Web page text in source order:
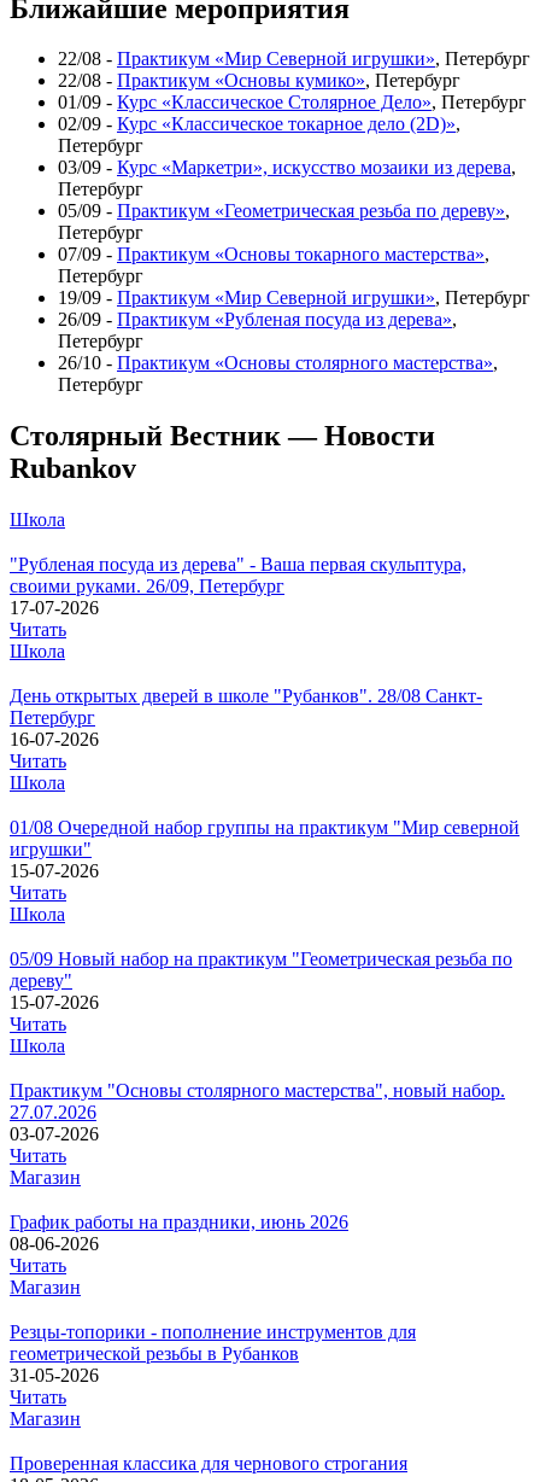
Ближайшие мероприятия
22/08 - Практикум «Мир Северной игрушки», Петербург
22/08 - Практикум «Основы кумико», Петербург
01/09 - Курс «Классическое Столярное Дело», Петербург
02/09 - Курс «Классическое токарное дело (2D)»,
Петербург
03/09 - Курс «Маркетри», искусство мозаики из дерева,
Петербург
05/09 - Практикум «Геометрическая резьба по дереву»,
Петербург
07/09 - Практикум «Основы токарного мастерства»,
Петербург
19/09 - Практикум «Мир Северной игрушки», Петербург
26/09 - Практикум «Рубленая посуда из дерева»,
Петербург
26/10 - Практикум «Основы столярного мастерства»,
Петербург
Столярный Вестник — Новости
Rubankov
Школа
"Рубленая посуда из дерева" - Ваша первая скульптура,
своими руками. 26/09, Петербург
17-07-2026
Читать
Школа
День открытых дверей в школе "Рубанков". 28/08 Санкт-
Петербург
16-07-2026
Читать
Школа
01/08 Очередной набор группы на практикум "Мир северной
игрушки"
15-07-2026
Читать
Школа
05/09 Новый набор на практикум "Геометрическая резьба по
дереву"
15-07-2026
Читать
Школа
Практикум "Основы столярного мастерства", новый набор.
27.07.2026
03-07-2026
Читать
Магазин
График работы на праздники, июнь 2026
08-06-2026
Читать
Магазин
Резцы-топорики - пополнение инструментов для
геометрической резьбы в Рубанков
31-05-2026
Читать
Магазин
Проверенная классика для чернового строгания